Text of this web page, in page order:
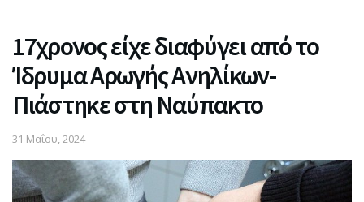
17χρονος είχε διαφύγει από το
Ίδρυμα Αρωγής Ανηλίκων-
Πιάστηκε στη Ναύπακτο
31 Μαΐου, 2024